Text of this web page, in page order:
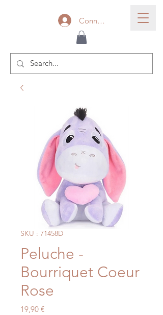
Connexion
SKU : 71458D
Peluche -
Bourriquet Coeur
Rose
19,90 €Prix